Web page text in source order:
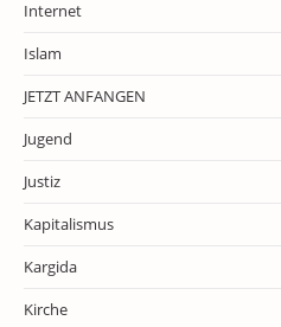
Internet
Islam
JETZT ANFANGEN
Jugend
Justiz
Kapitalismus
Kargida
Kirche